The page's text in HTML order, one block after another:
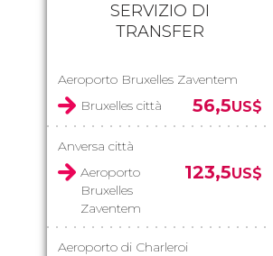
SERVIZIO DI
TRANSFER
Aeroporto Bruxelles Zaventem
Bruxelles città
56,5US$
Anversa città
Aeroporto
Bruxelles
Zaventem
123,5US$
Aeroporto di Charleroi